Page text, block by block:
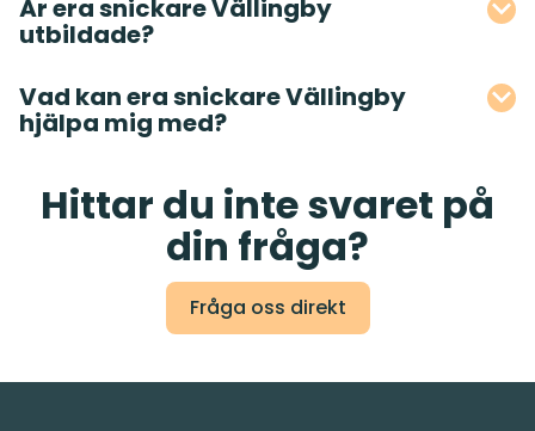
Är era snickare Vällingby
utbildade?
Vad kan era snickare Vällingby
hjälpa mig med?
Hittar du inte svaret på
din fråga?
Fråga oss direkt